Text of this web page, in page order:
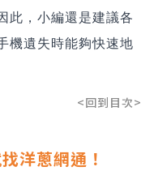
此，小編還是建議各
機遺失時能夠快速地
<回到目次>
洋蔥網通！